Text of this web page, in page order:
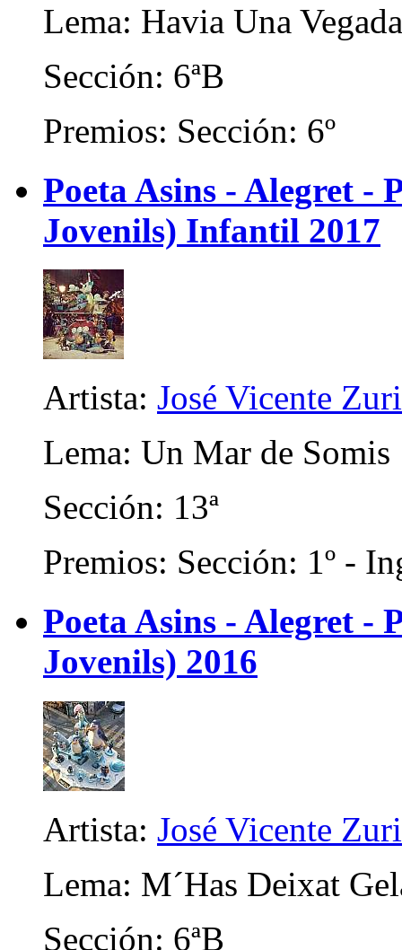
Lema: Havia Una Vegada
Sección: 6ªB
Premios: Sección: 6º
Poeta Asins - Alegret -
Jovenils) Infantil 2017
Artista: José Vicente
Lema: Un Mar de Somis
Sección: 13ª
Premios: Sección: 1º -
Poeta Asins - Alegret -
Jovenils) 2016
Artista: José Vicente
Lema: M´Has Deixat
Sección: 6ªB